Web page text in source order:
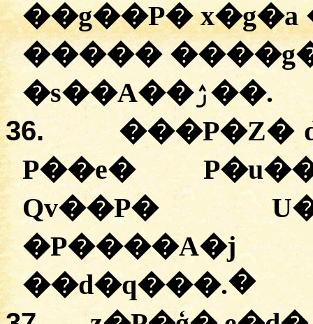
��g��P� x�g�a
�����
�s��A��ۯ��.
36.
���P�Z�
P��e�
Qv��P�
�P����A�j
��d�q���.�